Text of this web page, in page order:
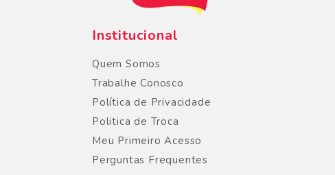
Institucional
Quem Somos
Trabalhe Conosco
Política de Privacidade
Politica de Troca
Meu Primeiro Acesso
Perguntas Frequentes